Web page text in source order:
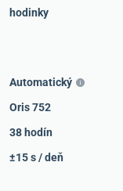
hodinky
Automatický
Oris 752
38 hodín
±15 s / deň